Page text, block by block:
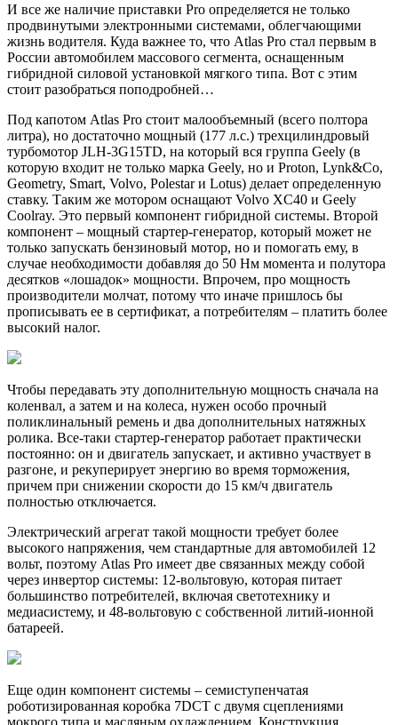
И все же наличие приставки Pro определяется не только
продвинутыми электронными системами, облегчающими
жизнь водителя. Куда важнее то, что Atlas Pro стал первым в
России автомобилем массового сегмента, оснащенным
гибридной силовой установкой мягкого типа. Вот с этим
стоит разобраться поподробней…
Под капотом Atlas Pro стоит малообъемный (всего полтора
литра), но достаточно мощный (177 л.с.) трехцилиндровый
турбомотор JLH-3G15TD, на который вся группа Geely (в
которую входит не только марка Geely, но и Proton, Lynk&Co,
Geometry, Smart, Volvo, Polestar и Lotus) делает определенную
ставку. Таким же мотором оснащают Volvo XC40 и Geely
Coolray. Это первый компонент гибридной системы. Второй
компонент – мощный стартер-генератор, который может не
только запускать бензиновый мотор, но и помогать ему, в
случае необходимости добавляя до 50 Нм момента и полутора
десятков «лошадок» мощности. Впрочем, про мощность
производители молчат, потому что иначе пришлось бы
прописывать ее в сертификат, а потребителям – платить более
высокий налог.
Чтобы передавать эту дополнительную мощность сначала на
коленвал, а затем и на колеса, нужен особо прочный
поликлинальный ремень и два дополнительных натяжных
ролика. Все-таки стартер-генератор работает практически
постоянно: он и двигатель запускает, и активно участвует в
разгоне, и рекуперирует энергию во время торможения,
причем при снижении скорости до 15 км/ч двигатель
полностью отключается.
Электрический агрегат такой мощности требует более
высокого напряжения, чем стандартные для автомобилей 12
вольт, поэтому Atlas Pro имеет две связанных между собой
через инвертор системы: 12-вольтовую, которая питает
большинство потребителей, включая светотехнику и
медиасистему, и 48-вольтовую с собственной литий-ионной
батареей.
Еще один компонент системы – семиступенчатая
роботизированная коробка 7DCT с двумя сцеплениями